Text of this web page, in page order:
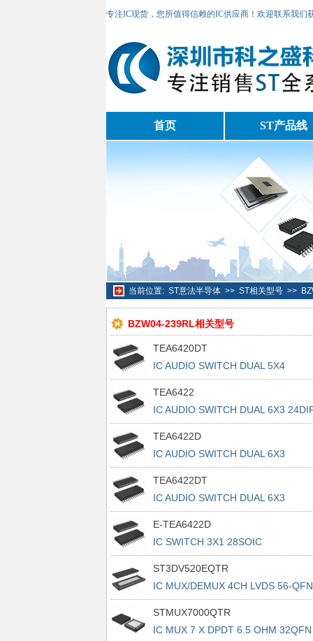
专注IC现货，您所值得信赖的IC供应商！欢迎联系我们
首页 ST产品线
当前位置: ST意法半导体>> ST相关型号>>
BZW04-239RL相关型号
TEA6420DT
IC AUDIO SWITCH DUAL 5X4
28SOIC
TEA6422
IC AUDIO SWITCH DUAL 6X3
TEA6422D
IC AUDIO SWITCH DUAL 6X3
28SOIC
TEA6422DT
IC AUDIO SWITCH DUAL 6X3
28SOIC
E-TEA6422D
IC SWITCH 3X1 28SOIC
ST3DV520EQTR
IC MUX/DEMUX 4CH LVDS 56-QFN
STMUX7000QTR
IC MUX 7 X DPDT 6.5 OHM 32QFN